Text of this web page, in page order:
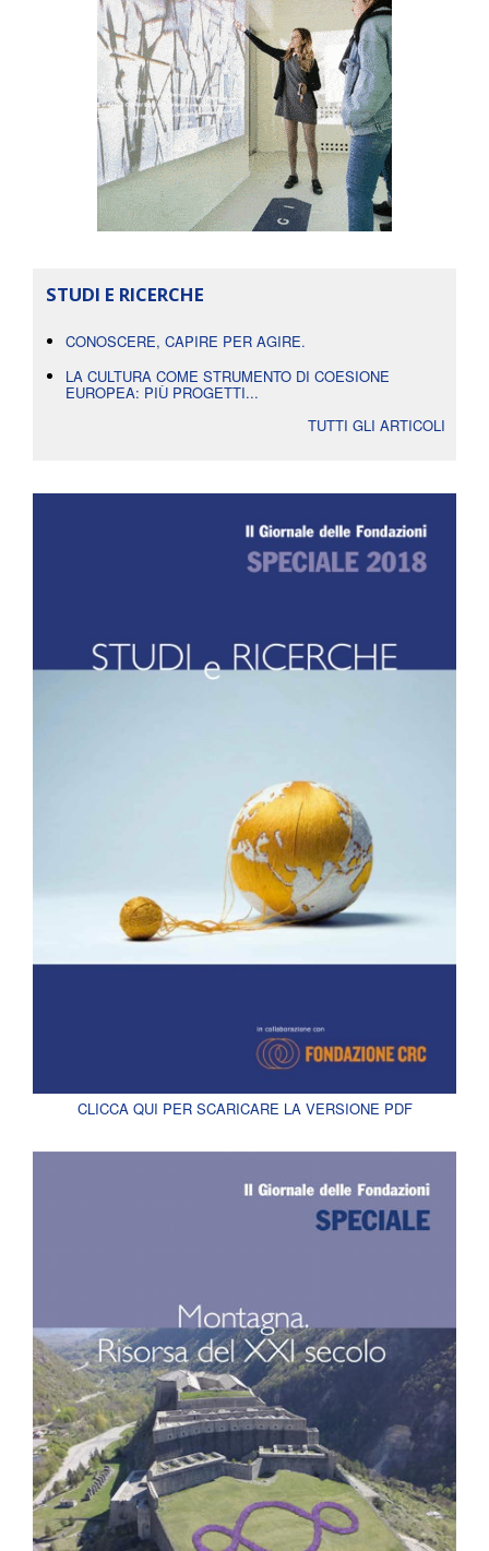
STUDI E RICERCHE
CONOSCERE, CAPIRE PER AGIRE.
LA CULTURA COME STRUMENTO DI COESIONE
EUROPEA: PIÙ PROGETTI...
TUTTI GLI ARTICOLI
CLICCA QUI PER SCARICARE LA VERSIONE PDF